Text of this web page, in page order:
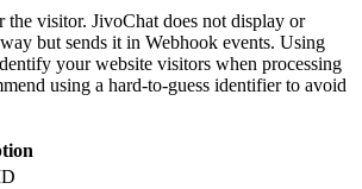
the visitor. JivoChat does not display or
but sends it in Webhook events. Using
your website visitors when processing
using a hard-to-guess identifier to avoid